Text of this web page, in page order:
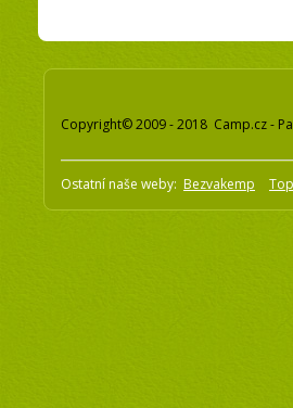
Copyright© 2009 - 2018 Camp.cz -
Ostatní naše weby: Bezvakemp